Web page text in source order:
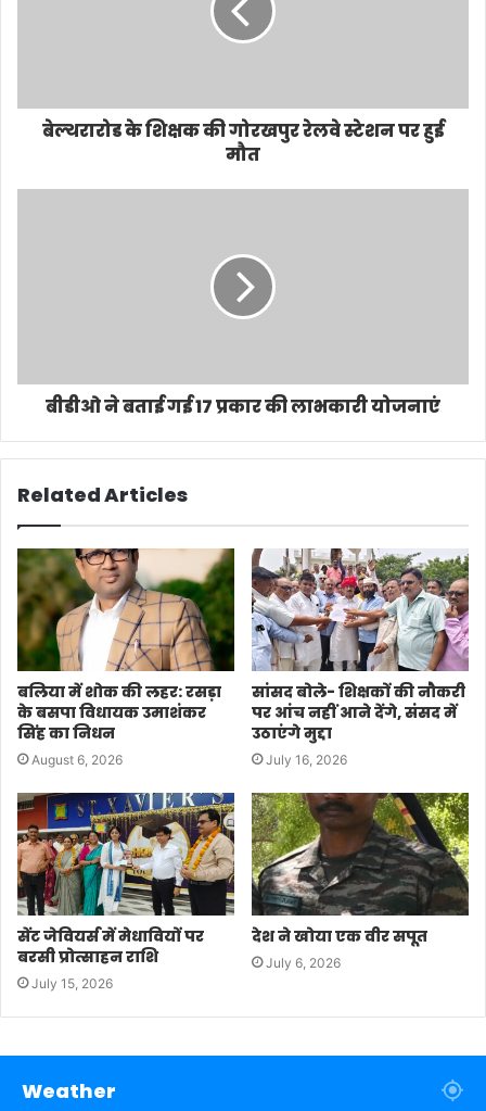
बेल्थरारोड के शिक्षक की गोरखपुर रेलवे स्टेशन पर हुई
मौत
बीडीओ ने बताई गई 17 प्रकार की लाभकारी योजनाएं
Related Articles
बलिया में शोक की लहर: रसड़ा
के बसपा विधायक उमाशंकर
सिंह का निधन
August 6, 2026
सांसद बोले- शिक्षकों की नौकरी
पर आंच नहीं आने देंगे, संसद में
उठाएंगे मुद्दा
July 16, 2026
सेंट जेवियर्स में मेधावियों पर
बरसी प्रोत्साहन राशि
July 15, 2026
देश ने खोया एक वीर सपूत
July 6, 2026
Weather